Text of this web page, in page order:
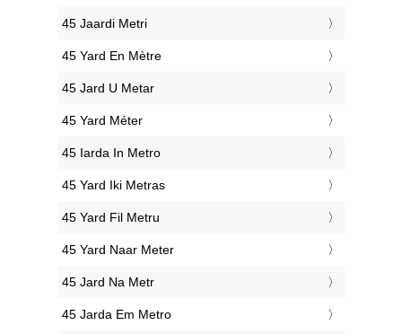
‎45 Jaardi Metri
‎45 Yard En Mètre
‎45 Jard U Metar
‎45 Yard Méter
‎45 Iarda In Metro
‎45 Yard Iki Metras
‎45 Yard Fil Metru
‎45 Yard Naar Meter
‎45 Jard Na Metr
‎45 Jarda Em Metro